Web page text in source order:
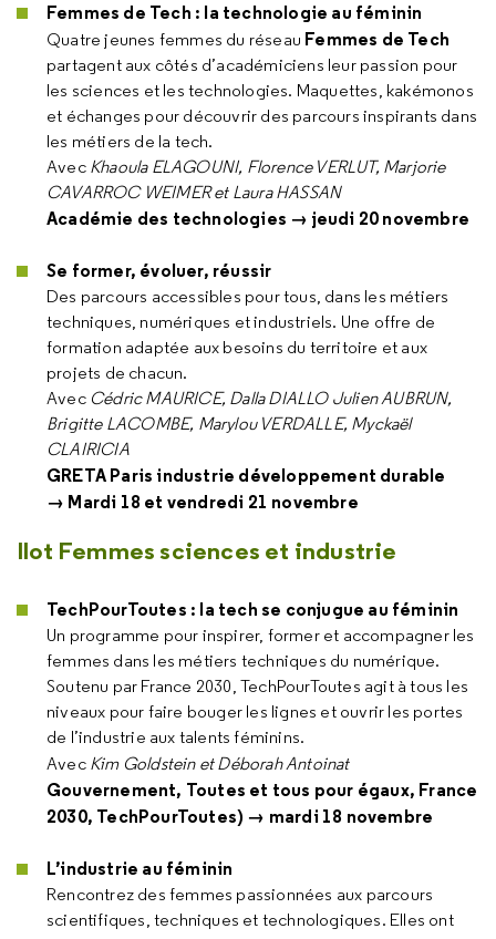
Femmes de Tech : la technologie au féminin
Quatre jeunes femmes du réseau Femmes de Tech
partagent aux côtés d’académiciens leur passion pour
les sciences et les technologies. Maquettes, kakémonos
et échanges pour découvrir des parcours inspirants dans
les métiers de la tech.
Avec Khaoula ELAGOUNI, Florence VERLUT, Marjorie
CAVARROC WEIMER et Laura HASSAN
Académie des technologies → jeudi 20 novembre
Se former, évoluer, réussir
Des parcours accessibles pour tous, dans les métiers
techniques, numériques et industriels. Une offre de
formation adaptée aux besoins du territoire et aux
projets de chacun.
Avec Cédric MAURICE, Dalla DIALLO Julien AUBRUN,
Brigitte LACOMBE, Marylou VERDALLE, Myckaël
CLAIRICIA
GRETA Paris industrie développement durable
→ Mardi 18 et vendredi 21 novembre
Ilot Femmes sciences et industrie
TechPourToutes : la tech se conjugue au féminin
Un programme pour inspirer, former et accompagner les
femmes dans les métiers techniques du numérique.
Soutenu par France 2030, TechPourToutes agit à tous les
niveaux pour faire bouger les lignes et ouvrir les portes
de l’industrie aux talents féminins.
Avec Kim Goldstein et Déborah Antoinat
Gouvernement, Toutes et tous pour égaux, France
2030, TechPourToutes) → mardi 18 novembre
L’industrie au féminin
Rencontrez des femmes passionnées aux parcours
scientifiques, techniques et technologiques. Elles ont